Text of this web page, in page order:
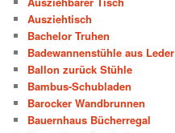
Ausziehtisch
Bachelor Truhen
Badewannenstühle aus Leder
Ballon zurück Stühle
Bambus-Schubladen
Barocker Wandbrunnen
Bauernhaus Bücherregal